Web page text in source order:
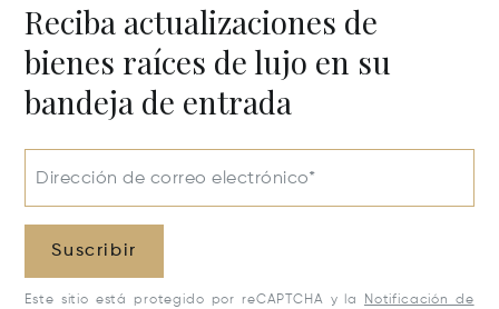
Reciba actualizaciones de
bienes raíces de lujo en su
bandeja de entrada
Dirección de correo electrónico*
Suscribir
Este sitio está protegido por reCAPTCHA y la
Notificación de